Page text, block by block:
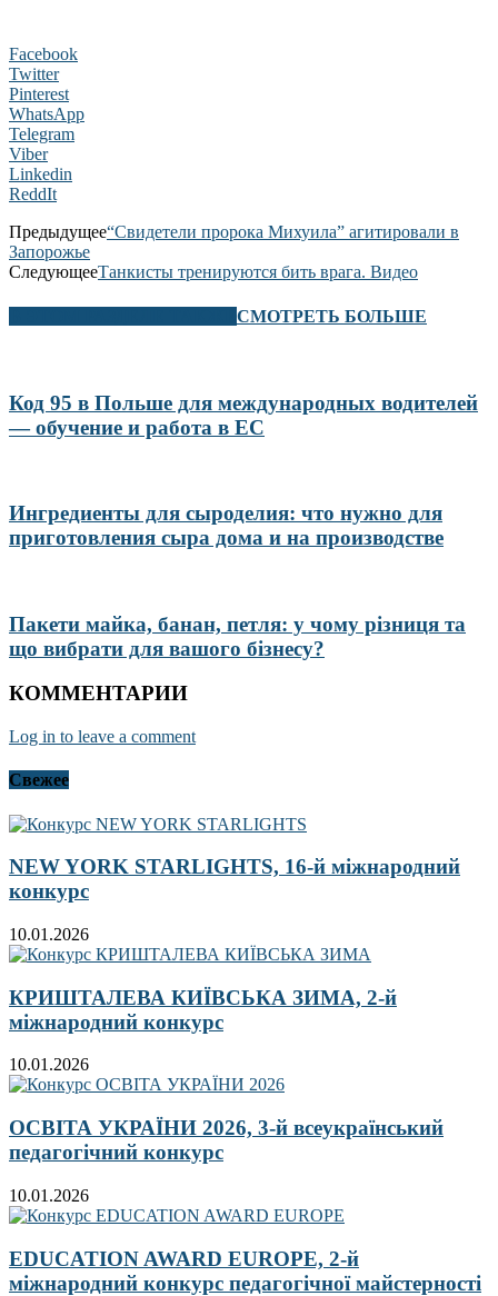
Facebook
Twitter
Pinterest
WhatsApp
Telegram
Viber
Linkedin
ReddIt
Предыдущее“Свидетели пророка Михуила” агитировали в
Запорожье
СледующееТанкисты тренируются бить врага. Видео
СМОТРЕТЬ БОЛЬШЕ
Код 95 в Польше для международных водителей
— обучение и работа в ЕС
Ингредиенты для сыроделия: что нужно для
приготовления сыра дома и на производстве
Пакети майка, банан, петля: у чому різниця та
що вибрати для вашого бізнесу?
КОММЕНТАРИИ
Log in to leave a comment
Свежее
NEW YORK STARLIGHTS, 16-й міжнародний
конкурс
10.01.2026
КРИШТАЛЕВА КИЇВСЬКА ЗИМА, 2-й
міжнародний конкурс
10.01.2026
ОСВІТА УКРАЇНИ 2026, 3-й всеукраїнський
педагогічний конкурс
10.01.2026
EDUCATION AWARD EUROPE, 2-й
міжнародний конкурс педагогічної майстерності